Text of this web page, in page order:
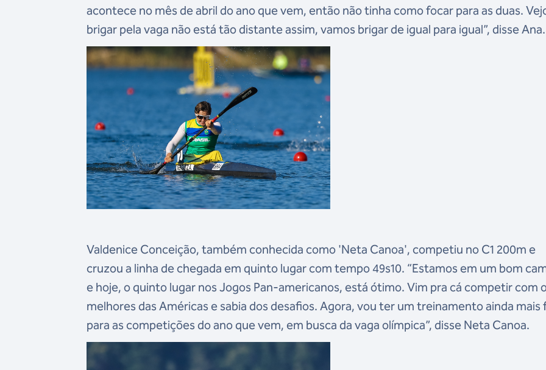
acontece no mês de abril do ano que vem, então não tinha como focar para as duas.
brigar pela vaga não está tão distante assim, vamos brigar de igual para igual”, disse Ana.
Valdenice Conceição, também conhecida como 'Neta Canoa', competiu no C1 200m e
cruzou a linha de chegada em quinto lugar com tempo 49s10. “Estamos em um bom
e hoje, o quinto lugar nos Jogos Pan-americanos, está ótimo. Vim pra cá competir com
melhores das Américas e sabia dos desafios. Agora, vou ter um treinamento ainda
para as competições do ano que vem, em busca da vaga olímpica”, disse Neta Canoa.